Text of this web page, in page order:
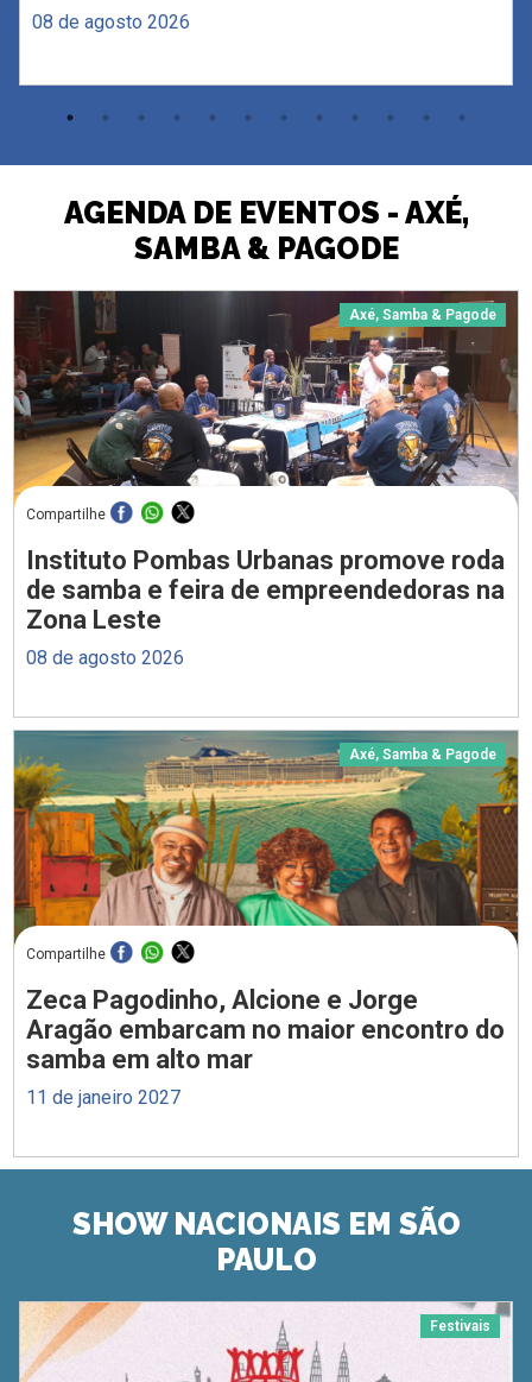
08 de agosto 2026
AGENDA DE EVENTOS - AXÉ,
SAMBA & PAGODE
Axé, Samba & Pagode
Compartilhe
Instituto Pombas Urbanas promove roda
de samba e feira de empreendedoras na
Zona Leste
08 de agosto 2026
Axé, Samba & Pagode
Compartilhe
Zeca Pagodinho, Alcione e Jorge
Aragão embarcam no maior encontro do
samba em alto mar
11 de janeiro 2027
SHOW NACIONAIS EM SÃO
PAULO
Festivais